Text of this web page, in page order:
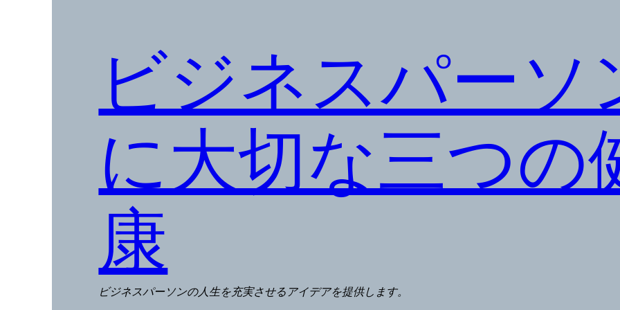
ビジネスパーソ
に大切な三つの
康
ビジネスパーソンの人生を充実させるアイデアを提供します。